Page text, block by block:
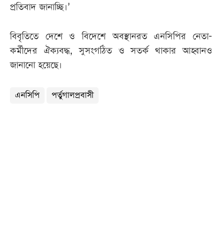
প্রতিবাদ জানাচ্ছি।’
বিবৃতিতে দেশে ও বিদেশে অবস্থানরত এনসিপির নেতা-
কর্মীদের ঐক্যবদ্ধ, সুসংগঠিত ও সতর্ক থাকার আহ্বানও
জানানো হয়েছে।
এনসিপি পর্তুগালপ্রবাসী